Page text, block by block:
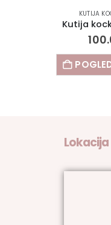
KUTIJA
Kutija
Lokacija